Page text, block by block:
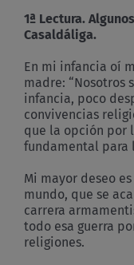
1ª Lectura.
Casaldáliga.
En mi infancia oí
madre: “Nosotros
infancia, poco
convivencias
que la opción por
fundamental para
Mi mayor deseo
mundo, que se
carrera
todo esa guerra
religiones.